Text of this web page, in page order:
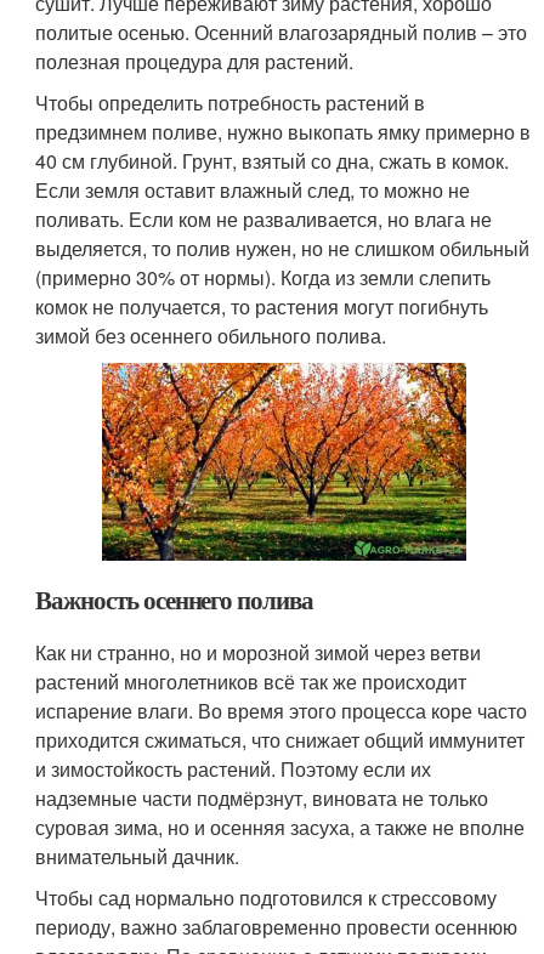
политые осенью. Осенний влагозарядный полив – это
полезная процедура для растений.
Чтобы определить потребность растений в
предзимнем поливе, нужно выкопать ямку примерно в
40 см глубиной. Грунт, взятый со дна, сжать в комок.
Если земля оставит влажный след, то можно не
поливать. Если ком не разваливается, но влага не
выделяется, то полив нужен, но не слишком обильный
(примерно 30% от нормы). Когда из земли слепить
комок не получается, то растения могут погибнуть
зимой без осеннего обильного полива.
Важность осеннего полива
Как ни странно, но и морозной зимой через ветви
растений многолетников всё так же происходит
испарение влаги. Во время этого процесса коре часто
приходится сжиматься, что снижает общий иммунитет
и зимостойкость растений. Поэтому если их
надземные части подмёрзнут, виновата не только
суровая зима, но и осенняя засуха, а также не вполне
внимательный дачник.
Чтобы сад нормально подготовился к стрессовому
периоду, важно заблаговременно провести осеннюю